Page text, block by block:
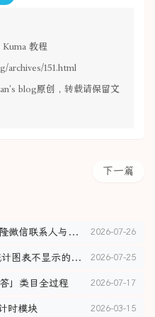
教程
archives/151.html
blog原创，转载请保留文
下一篇
CipherTalk 密语使用教程：AI克隆微信联系人与聊天记录导出 2026-07-26
修复一下 Handsome 主题顶部统计图表不显示的问题 2026-07-25
」类目全过程 2026-07-17
时模块 2026-03-15